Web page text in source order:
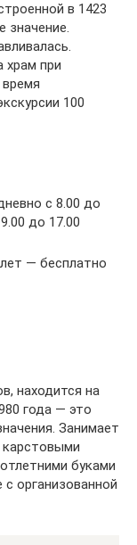
в 1423
значение.
храм при
100
с 8.00 до
до 17.00
— бесплатно
находится на
года — это
Занимает
буками
организованной